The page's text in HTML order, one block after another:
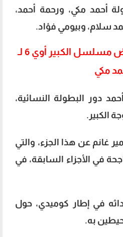
أحمد مكي، ورحمة أحمد،
سلام، وبيومي فؤاد.
قنوات عرض مسلسل الكبير أوي 6 لـ
مكي
دور البطولة النسائية،
الكبير.
غانم عن هذا الجزء، والتي
في الأجزاء السابقة، في
في إطار كوميدي، حول
به.